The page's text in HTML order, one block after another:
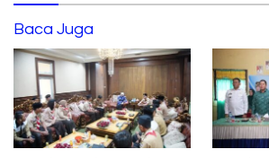
Baca Juga